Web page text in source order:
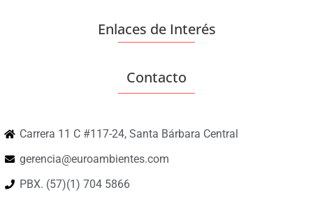
Enlaces de Interés
Contacto
Carrera 11 C #117-24, Santa Bárbara Central
gerencia@euroambientes.com
PBX. (57)(1) 704 5866